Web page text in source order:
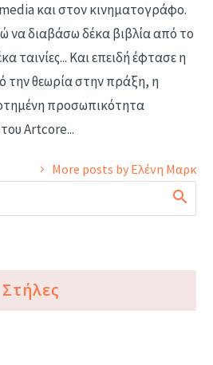
και στον κινηματογράφο.
να διαβάσω δέκα βιβλία από το
ταινίες... Kαι επειδή έφτασε η
την θεωρία στην πράξη, η
προσωπικότητα
Artcore...
More posts by Ελένη Μαρκ
Στήλες